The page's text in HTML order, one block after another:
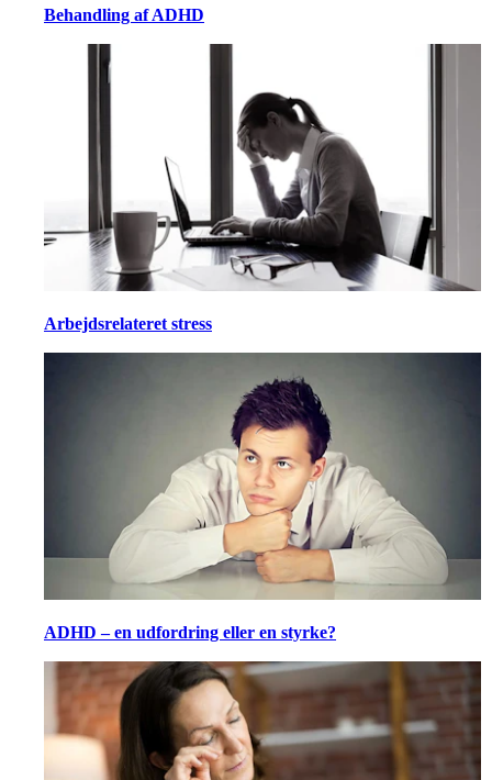
Behandling af ADHD
Arbejdsrelateret stress
ADHD – en udfordring eller en styrke?